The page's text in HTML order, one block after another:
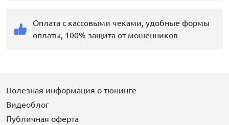
Оплата с кассовыми чеками, удобные формы
оплаты, 100% защита от мошенников
Полезная информация о тюнинге
Видеоблог
Публичная оферта